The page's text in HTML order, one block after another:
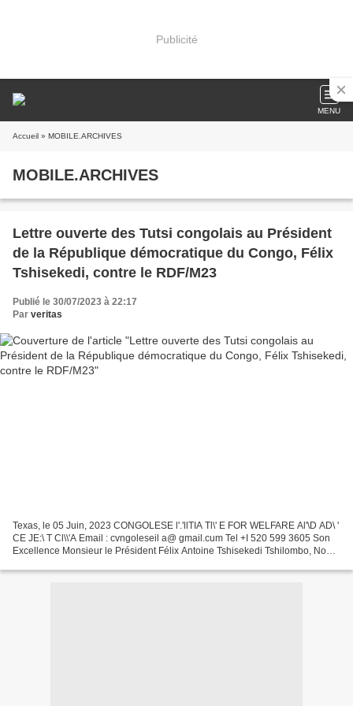
Publicité
MENU
Accueil » MOBILE.ARCHIVES
MOBILE.ARCHIVES
Lettre ouverte des Tutsi congolais au Président
de la République démocratique du Congo, Félix
Tshisekedi, contre le RDF/M23
Publié le 30/07/2023 à 22:17
Par veritas
Texas, le 05 Juin, 2023 CONGOLESE l'.'llTIA Tl\' E FOR WELFARE Al'\D AD\ '
CE JE:\ T Cl\\'A Email : cvngoleseil a@ gmail.cum Tel +I 520 599 3605 Son
Excellence Monsieur le Président Félix Antoine Tshisekedi Tshilombo, Nous,